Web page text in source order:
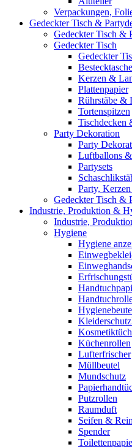
Verpackungen,
Gedeckter Tisch &
Gedeckter Tisch &
Gedeckter Tisch
Gedeckter
Kerzen &
Plattenpapier
Rührstäbe &
Tortenspitzen
Tischdecken
Party Dekoration
Party
Luftballons
Partysets
Party,
Gedeckter Tisch &
Industrie, Produktion &
Industrie,
Hygiene
Hygiene
Küchenrollen
Lufterfrischer
Müllbeutel
Mundschutz
Putzrollen
Raumduft
Seifen &
Spender